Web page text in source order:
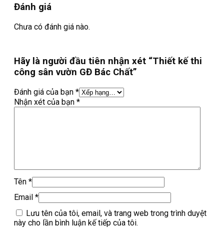
Đánh giá
Chưa có đánh giá nào.
Hãy là người đầu tiên nhận xét “Thiết kế thi
công sân vườn GĐ Bác Chất”
Đánh giá của bạn *
Nhận xét của bạn *
Tên *
Email *
Lưu tên của tôi, email, và trang web trong trình duyệt
này cho lần bình luận kế tiếp của tôi.